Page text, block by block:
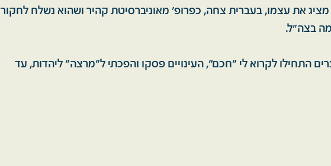
את עצמו, בעברית צחה, כפרופ' מאוניברסיטת קהיר ושהוא נשלח לחקור
בצה"ל.
התחילו לקרוא לי "חכם", העינויים פסקו והפכתי ל"מרצה" ליהדות, עד